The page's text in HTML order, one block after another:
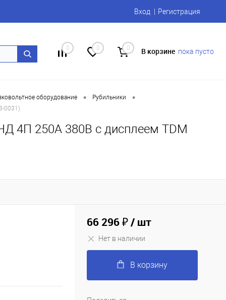
Вход Регистрация
0 0 0 В корзине пока пусто
оборудование • Рубильники •
0031)
4П 250А 380В с дисплеем TDM
66 296 ₽/ шт
Нет в наличии
В корзину